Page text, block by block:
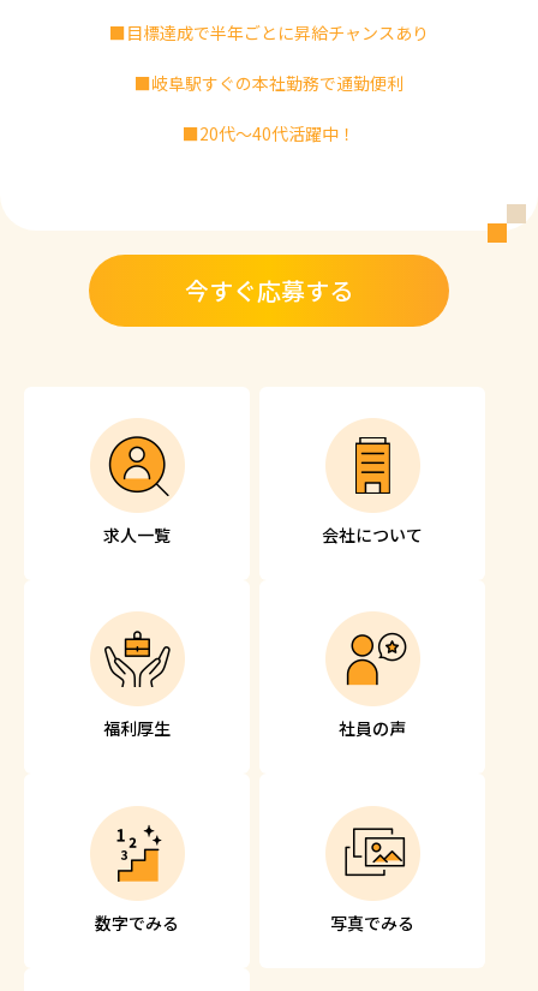
■目標達成で半年ごとに昇給チャンスあり
■岐阜駅すぐの本社勤務で通勤便利
■20代～40代活躍中！
今すぐ応募する
求人一覧 会社について
福利厚生 社員の声
数字でみる 写真でみる